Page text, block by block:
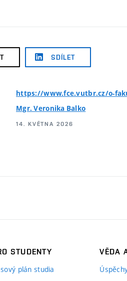
SDÍLET
https://www.fce.vutbr.cz/o-
Mgr. Veronika Balko
14. KVĚTNA 2026
STUDENTY
plán studia
VĚDA